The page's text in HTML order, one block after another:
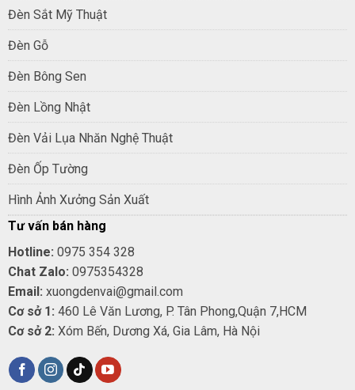
Đèn Sắt Mỹ Thuật
Đèn Gỗ
Đèn Bông Sen
Đèn Lồng Nhật
Đèn Vải Lụa Nhăn Nghệ Thuật
Đèn Ốp Tường
Hình Ảnh Xưởng Sản Xuất
Tư vấn bán hàng
Hotline: 0975 354 328
Chat Zalo: 0975354328
Email: xuongdenvai@gmail.com
Cơ sở 1: 460 Lê Văn Lương, P. Tân Phong,Quận 7,HCM
Cơ sở 2: Xóm Bến, Dương Xá, Gia Lâm, Hà Nội